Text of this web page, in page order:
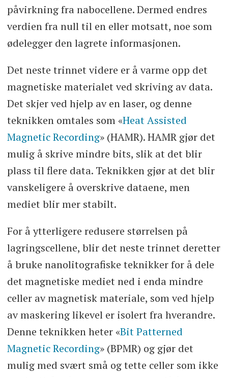
påvirkning fra nabocellene. Dermed endres
verdien fra null til en eller motsatt, noe som
ødelegger den lagrete informasjonen.
Det neste trinnet videre er å varme opp det
magnetiske materialet ved skriving av data.
Det skjer ved hjelp av en laser, og denne
teknikken omtales som «Heat Assisted
Magnetic Recording» (HAMR). HAMR gjør det
mulig å skrive mindre bits, slik at det blir
plass til flere data. Teknikken gjør at det blir
vanskeligere å overskrive dataene, men
mediet blir mer stabilt.
For å ytterligere redusere størrelsen på
lagringscellene, blir det neste trinnet deretter
å bruke nanolitografiske teknikker for å dele
det magnetiske mediet ned i enda mindre
celler av magnetisk materiale, som ved hjelp
av maskering likevel er isolert fra hverandre.
Denne teknikken heter «Bit Patterned
Magnetic Recording» (BPMR) og gjør det
mulig med svært små og tette celler som ikke